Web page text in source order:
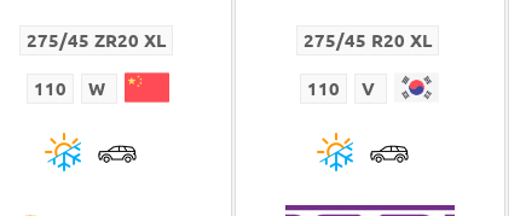
275/45 ZR20 XL
110 W
275/45 R20 XL
110 V